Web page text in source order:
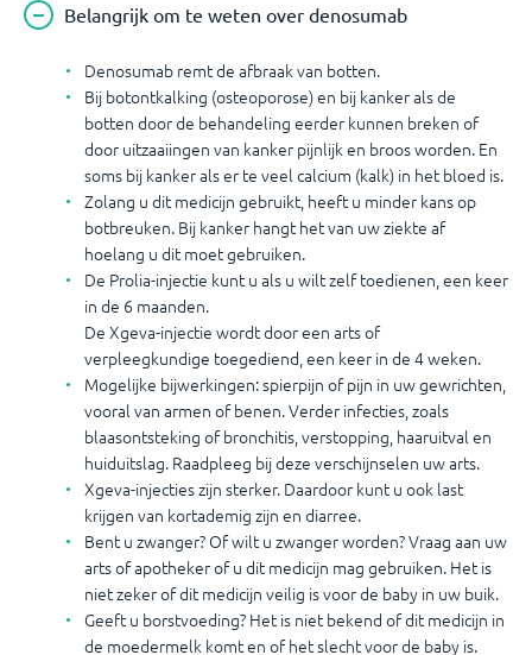
Belangrijk om te weten over denosumab
Denosumab remt de afbraak van botten.
Bij botontkalking (osteoporose) en bij kanker als de
botten door de behandeling eerder kunnen breken of
door uitzaaiingen van kanker pijnlijk en broos worden. En
soms bij kanker als er te veel calcium (kalk) in het bloed is.
Zolang u dit medicijn gebruikt, heeft u minder kans op
botbreuken. Bij kanker hangt het van uw ziekte af
hoelang u dit moet gebruiken.
De Prolia-injectie kunt u als u wilt zelf toedienen, een keer
in de 6 maanden.
De Xgeva-injectie wordt door een arts of
verpleegkundige toegediend, een keer in de 4 weken.
Mogelijke bijwerkingen: spierpijn of pijn in uw gewrichten,
vooral van armen of benen. Verder infecties, zoals
blaasontsteking of bronchitis, verstopping, haaruitval en
huiduitslag. Raadpleeg bij deze verschijnselen uw arts.
Xgeva-injecties zijn sterker. Daardoor kunt u ook last
krijgen van kortademig zijn en diarree.
Bent u zwanger? Of wilt u zwanger worden? Vraag aan uw
arts of apotheker of u dit medicijn mag gebruiken. Het is
niet zeker of dit medicijn veilig is voor de baby in uw buik.
Geeft u borstvoeding? Het is niet bekend of dit medicijn in
de moedermelk komt en of het slecht voor de baby is.